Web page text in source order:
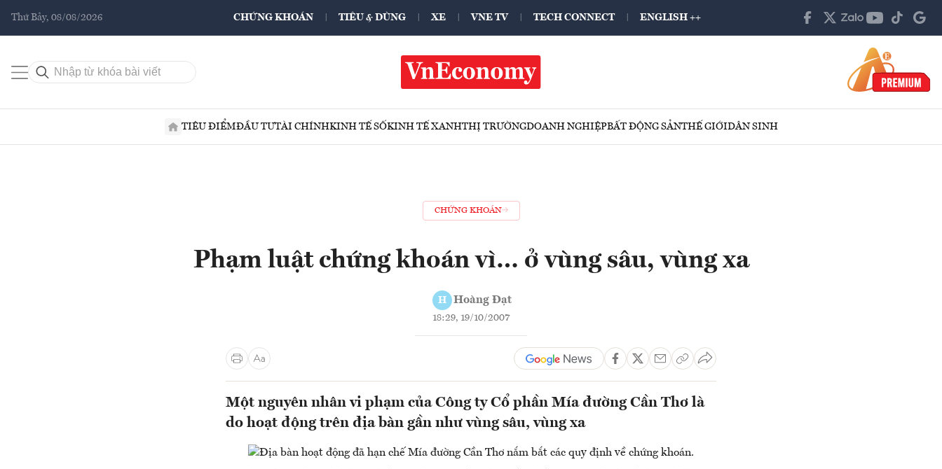
Thứ Bảy, 08/08/2026 CHỨNG KHOÁN TIÊU & DÙNG XE VNE TV TECH CONNECT ENGLISH ++
TIÊU ĐIỂMĐẦU TƯTÀI CHÍNHKINH TẾ SỐKINH TẾ XANHTHỊ TRƯỜNGDOANH NGHIỆPBẤT ĐỘNG SẢNTHẾ GIỚIDÂN SINH
CHỨNG KHOÁN
Phạm luật chứng khoán vì… ở vùng sâu, vùng xa
H Hoàng Đạt
18:29, 19/10/2007
Một nguyên nhân vi phạm của Công ty Cổ phần Mía đường Cần Thơ là
do hoạt động trên địa bàn gần như vùng sâu, vùng xa